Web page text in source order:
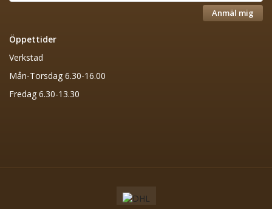
Anmäl mig
Öppettider
Verkstad
Mån-Torsdag 6.30-16.00
Fredag 6.30-13.30